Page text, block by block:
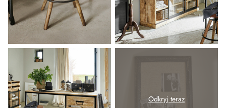
Odkryj teraz